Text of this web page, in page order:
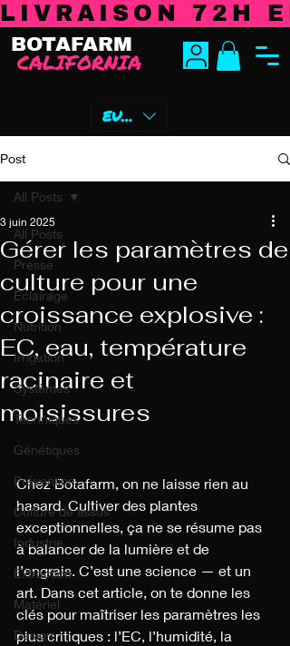
LIVRAISON 72H
BOTAFARM
CALIFORNIA
EUR (€)
Post
All Posts
Presse
Éclairage
Nutrition
Irrigation
Systèmes
Techniques
Génétiques
Prévention
Culture de tissus
Industrie
Extraction
Matériel
Design
All Posts
Gérer les paramètres de
culture pour une
croissance explosive :
EC, eau, température
racinaire et
moisissures
3 juin 2025
Chez Botafarm, on ne laisse rien au
hasard. Cultiver des plantes
exceptionnelles, ça ne se résume pas
à balancer de la lumière et de
l’engrais. C’est une science — et un
art. Dans cet article, on te donne les
clés pour maîtriser les paramètres les
plus critiques : l’EC, l’humidité, la